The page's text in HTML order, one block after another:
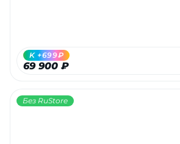
69 900 ₽
K +699₽
Без RuStore